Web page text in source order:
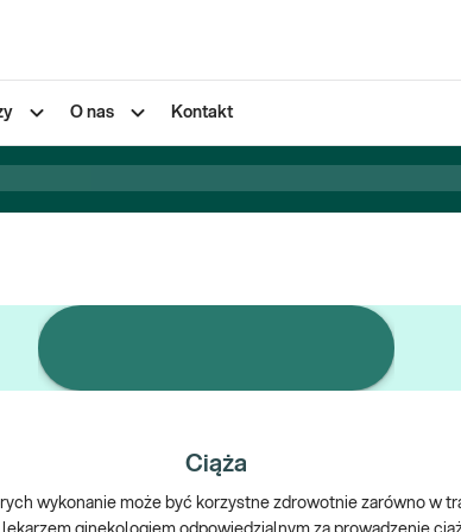
O nas Kontakt
Ciąża
wykonanie może być korzystne zdrowotnie zarówno w